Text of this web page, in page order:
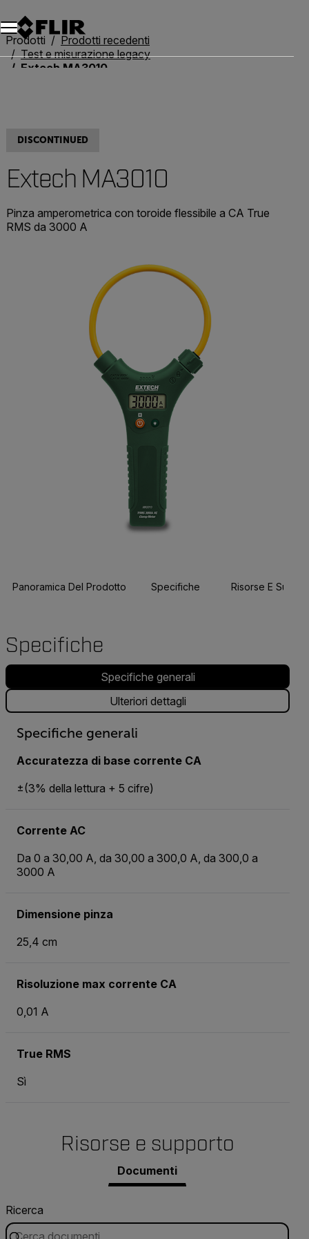
Unread messages
Modello
Rimuovi
articoli
articolo
Aggiungi al carrello
Aggiunto al carrello
Prodotti
Prodotti recedenti
Test e misurazione legacy
Extech MA3010
DISCONTINUED
Extech MA3010
Pinza amperometrica con toroide flessibile a CA True
RMS da 3000 A
Panoramica Del Prodotto Specifiche Risorse E
Specifiche
Specifiche generali
Ulteriori dettagli
Specifiche generali
Accuratezza di base corrente CA
±(3% della lettura + 5 cifre)
Corrente AC
Da 0 a 30,00 A, da 30,00 a 300,0 A, da 300,0 a
3000 A
Dimensione pinza
25,4 cm
Risoluzione max corrente CA
0,01 A
True RMS
Sì
Risorse e supporto
Documenti
Ricerca